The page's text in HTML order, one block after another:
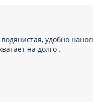
водянистая, удобно
на долго .